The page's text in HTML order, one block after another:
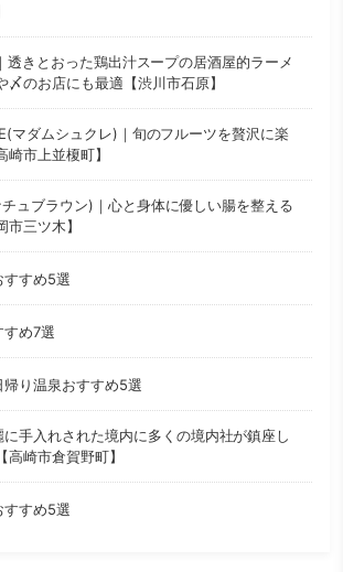
きとおった鶏出汁スープの居酒屋的ラーメ
〆のお店にも最適【渋川市石原】
マダムシュクレ)｜旬のフルーツを贅沢に楽
崎市上並榎町】
ュブラウン)｜心と身体に優しい腸を整える
三ツ木】
すすめ5選
め7選
り温泉おすすめ5選
手入れされた境内に多くの境内社が鎮座し
崎市倉賀野町】
すすめ5選